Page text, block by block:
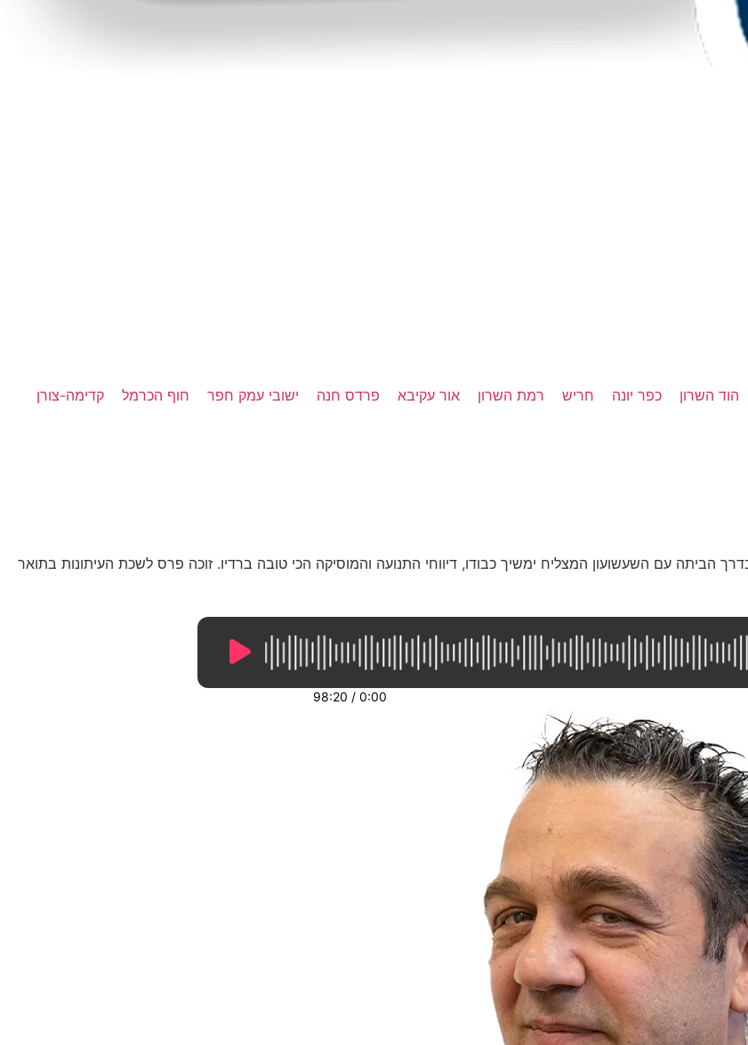
הוד השרון כפר יונה חריש רמת השרון אור עקיבא פרדס חנה ישובי עמק חפר חוף הכרמל קדימה-צורן
הביתה עם השעשועון המצליח ימשיך כבודו, דיווחי התנועה והמוסיקה הכי טובה ברדיו. זוכה פרס לשכת העיתונות בתואר
0:00
/
98:20